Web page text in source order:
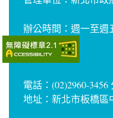
辦公時間：週一至週
電話：(02)2960-3456
地址：新北市板橋區